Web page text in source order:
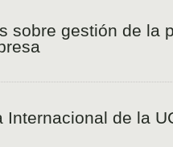
sobre gestión de la
Internacional de la